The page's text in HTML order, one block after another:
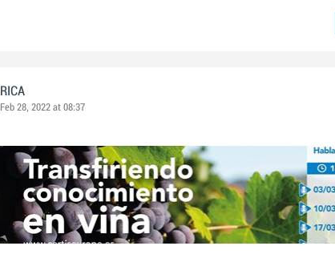
RICA
Feb 28, 2022 at 08:37